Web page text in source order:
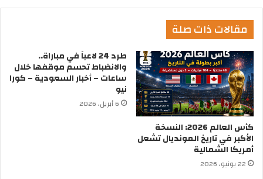
مقالات ذات صلة
كأس العالم 2026: النسخة
الأكبر في تاريخ المونديال تشعل
أمريكا الشمالية
22 يونيو، 2026
طرد 24 لاعباً في مباراة..
والانضباط تحسم موقفها خلال
ساعات – أخبار السعودية – كورا
نيو
6 أبريل، 2026